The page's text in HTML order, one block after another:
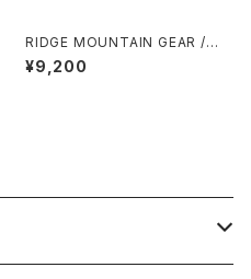
RIDGE MOUNTAIN GEAR / E
NOUGH HAT（2026）
¥9,200